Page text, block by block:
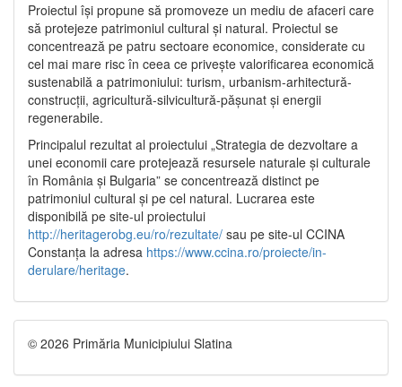
Proiectul își propune să promoveze un mediu de afaceri care
să protejeze patrimoniul cultural și natural. Proiectul se
concentrează pe patru sectoare economice, considerate cu
cel mai mare risc în ceea ce privește valorificarea economică
sustenabilă a patrimoniului: turism, urbanism-arhitectură-
construcții, agricultură-silvicultură-pășunat și energii
regenerabile.
Principalul rezultat al proiectului „Strategia de dezvoltare a
unei economii care protejează resursele naturale și culturale
în România și Bulgaria” se concentrează distinct pe
patrimoniul cultural și pe cel natural. Lucrarea este
disponibilă pe site-ul proiectului
http://heritagerobg.eu/ro/rezultate/ sau pe site-ul CCINA
Constanța la adresa https://www.ccina.ro/proiecte/in-
derulare/heritage.
© 2026 Primăria Municipiului Slatina